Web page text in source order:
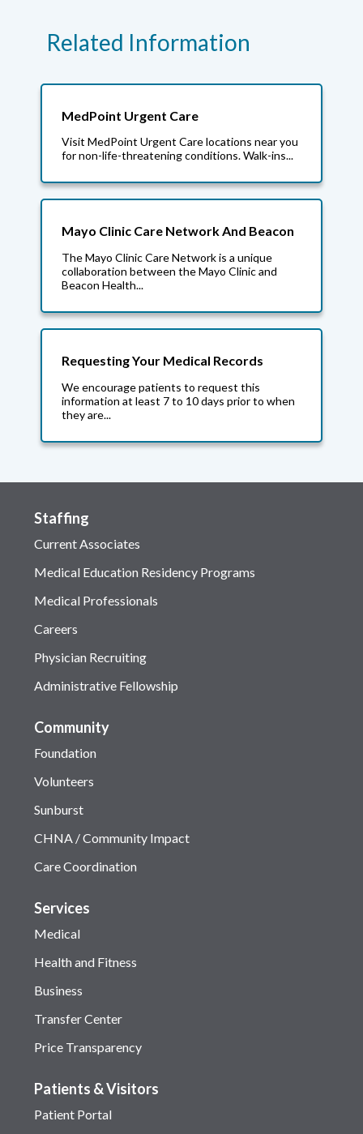
Related Information
MedPoint Urgent Care
Visit MedPoint Urgent Care locations near you
for non-life-threatening conditions. Walk-ins...
Mayo Clinic Care Network And Beacon
The Mayo Clinic Care Network is a unique
collaboration between the Mayo Clinic and
Beacon Health...
Requesting Your Medical Records
We encourage patients to request this
information at least 7 to 10 days prior to when
they are...
Staffing
Current Associates
Medical Education Residency Programs
Medical Professionals
Careers
Physician Recruiting
Administrative Fellowship
Community
Foundation
Volunteers
Sunburst
CHNA / Community Impact
Care Coordination
Services
Medical
Health and Fitness
Business
Transfer Center
Price Transparency
Patients & Visitors
Patient Portal